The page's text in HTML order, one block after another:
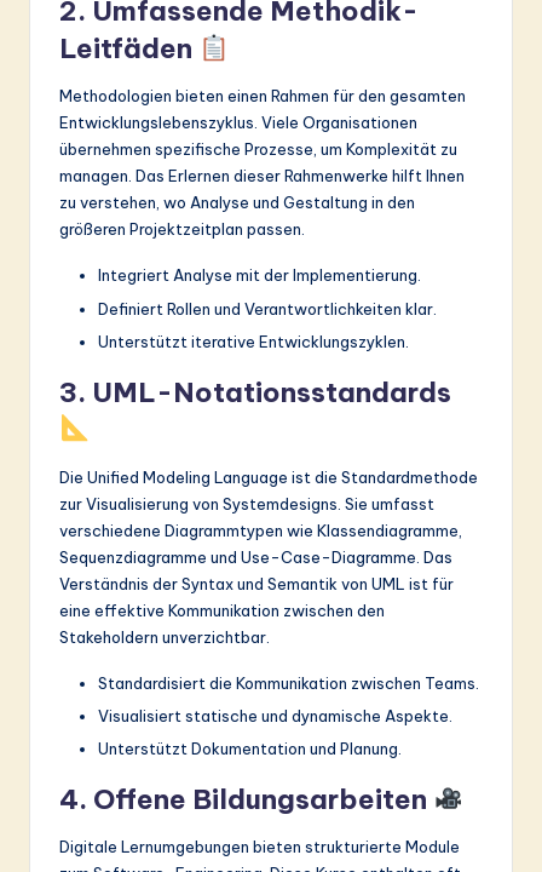
2. Umfassende Methodik-
Leitfäden
Methodologien bieten einen Rahmen für den gesamten
Entwicklungslebenszyklus. Viele Organisationen
übernehmen spezifische Prozesse, um Komplexität zu
managen. Das Erlernen dieser Rahmenwerke hilft Ihnen
zu verstehen, wo Analyse und Gestaltung in den
größeren Projektzeitplan passen.
Integriert Analyse mit der Implementierung.
Definiert Rollen und Verantwortlichkeiten klar.
Unterstützt iterative Entwicklungszyklen.
3. UML-Notationsstandards
Die Unified Modeling Language ist die Standardmethode
zur Visualisierung von Systemdesigns. Sie umfasst
verschiedene Diagrammtypen wie Klassendiagramme,
Sequenzdiagramme und Use-Case-Diagramme. Das
Verständnis der Syntax und Semantik von UML ist für
eine effektive Kommunikation zwischen den
Stakeholdern unverzichtbar.
Standardisiert die Kommunikation zwischen Teams.
Visualisiert statische und dynamische Aspekte.
Unterstützt Dokumentation und Planung.
4. Offene Bildungsarbeiten
Digitale Lernumgebungen bieten strukturierte Module